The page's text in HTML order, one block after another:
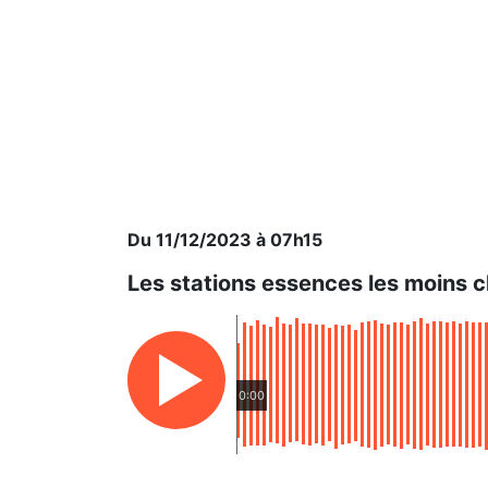
Du 11/12/2023 à 07h15
Les stations essences les moins
0:00